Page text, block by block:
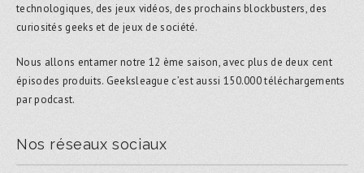
technologiques, des jeux vidéos, des prochains blockbusters, des
curiosités geeks et de jeux de société.
Nous allons entamer notre 12 ème saison, avec plus de deux cent
épisodes produits. Geeksleague c’est aussi 150.000 téléchargements
par podcast.
Nos réseaux sociaux